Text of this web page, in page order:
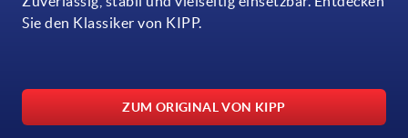
Sie den Klassiker von KIPP.
ZUM ORIGINAL VON KIPP